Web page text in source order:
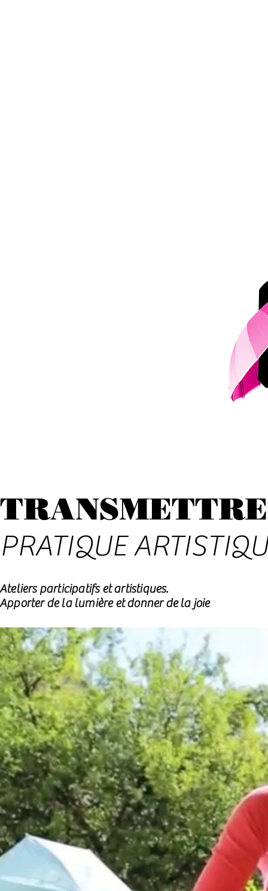
PRATIQUE
Ateliers participatifs et artistiques.
Apporter de la lumière et donner de la joie